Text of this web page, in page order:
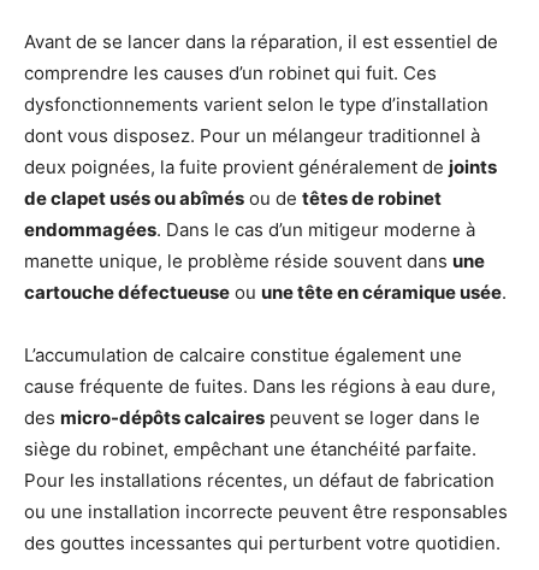
Avant de se lancer dans la réparation, il est essentiel de
comprendre les causes d’un robinet qui fuit. Ces
dysfonctionnements varient selon le type d’installation
dont vous disposez. Pour un mélangeur traditionnel à
deux poignées, la fuite provient généralement de joints
de clapet usés ou abîmés ou de têtes de robinet
endommagées. Dans le cas d’un mitigeur moderne à
manette unique, le problème réside souvent dans une
cartouche défectueuse ou une tête en céramique usée.
L’accumulation de calcaire constitue également une
cause fréquente de fuites. Dans les régions à eau dure,
des micro-dépôts calcaires peuvent se loger dans le
siège du robinet, empêchant une étanchéité parfaite.
Pour les installations récentes, un défaut de fabrication
ou une installation incorrecte peuvent être responsables
des gouttes incessantes qui perturbent votre quotidien.